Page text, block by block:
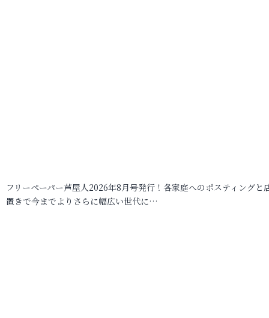
フリーペーパー芦屋人2026年8月号発行！各家庭へのポスティングと
置きで今までよりさらに幅広い世代に…